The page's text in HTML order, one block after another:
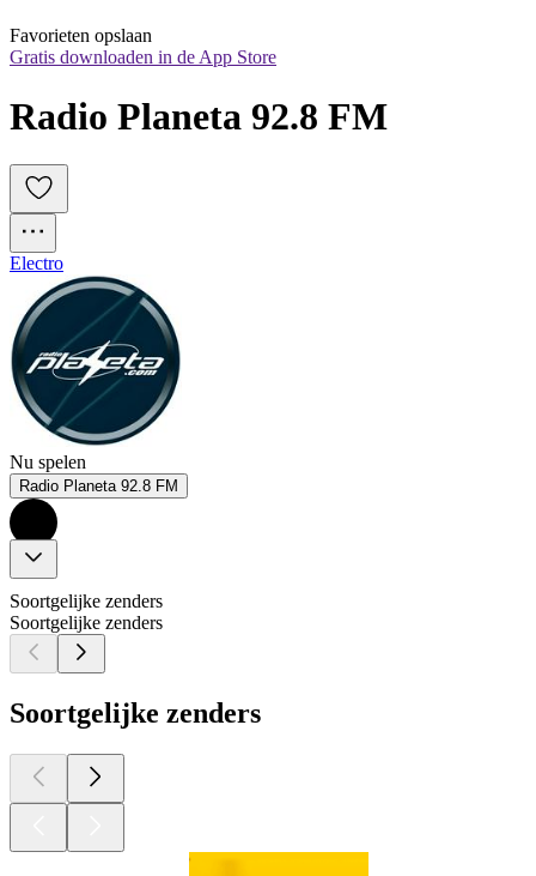
Favorieten opslaan
Gratis downloaden in de App Store
Radio Planeta 92.8 FM
Electro
Nu spelen
Radio Planeta 92.8 FM
Soortgelijke zenders
Soortgelijke zenders
Soortgelijke zenders